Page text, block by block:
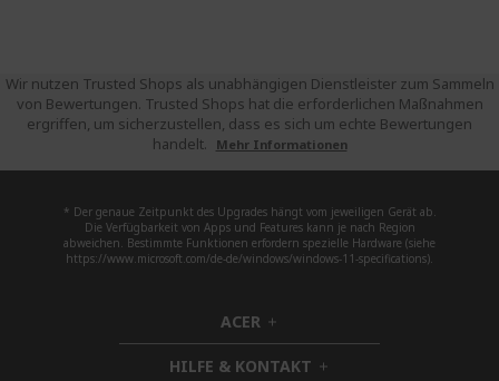
Wir nutzen Trusted Shops als unabhängigen Dienstleister zum Sammeln
von Bewertungen. Trusted Shops hat die erforderlichen Maßnahmen
ergriffen, um sicherzustellen, dass es sich um echte Bewertungen
handelt.
Mehr Informationen
* Der genaue Zeitpunkt des Upgrades hängt vom jeweiligen Gerät ab.
Die Verfügbarkeit von Apps und Features kann je nach Region
abweichen. Bestimmte Funktionen erfordern spezielle Hardware (siehe
https://www.microsoft.com/de-de/windows/windows-11-specifications).
ACER h
i
d
HILFE & KONTAKT h